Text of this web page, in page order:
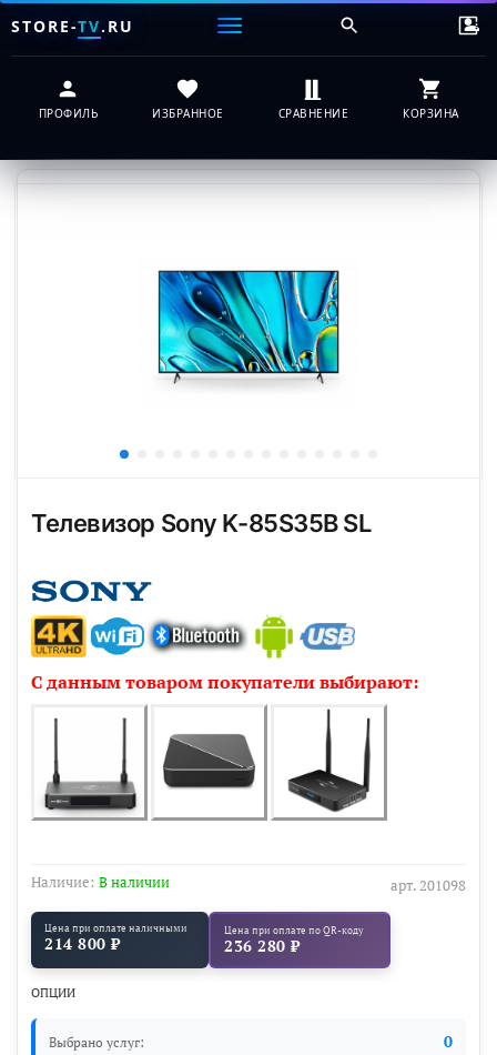
STORE-TV.RU
ПРОФИЛЬ ИЗБРАННОЕ СРАВНЕНИЕ КОРЗИНА
арт. 201098
Наличие: В наличии
Телевизор Sony K-85S35B SL
Цена при оплате наличными
214 800 ₽
Цена при оплате по QR-коду
236 280 ₽
ОПЦИИ
Выбрано услуг: 0
С данным товаром покупатели выбирают: